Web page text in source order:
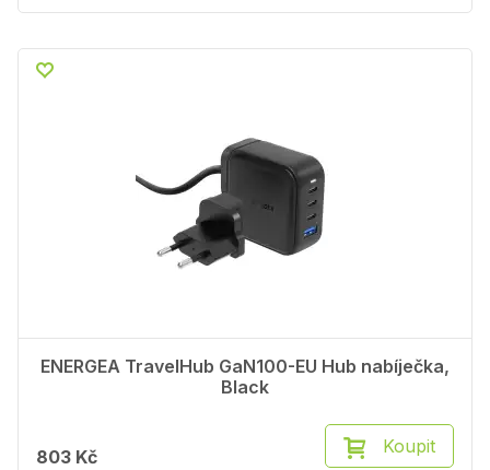
ENERGEA TravelHub GaN100-EU Hub nabíječka,
Black
803 Kč Koupit